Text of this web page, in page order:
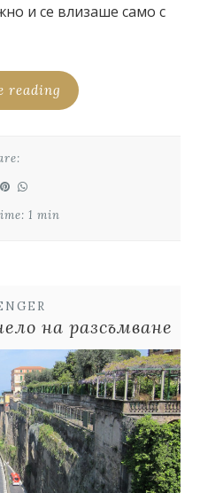
и се влизаше само с
reading
1 min
на разсъмване